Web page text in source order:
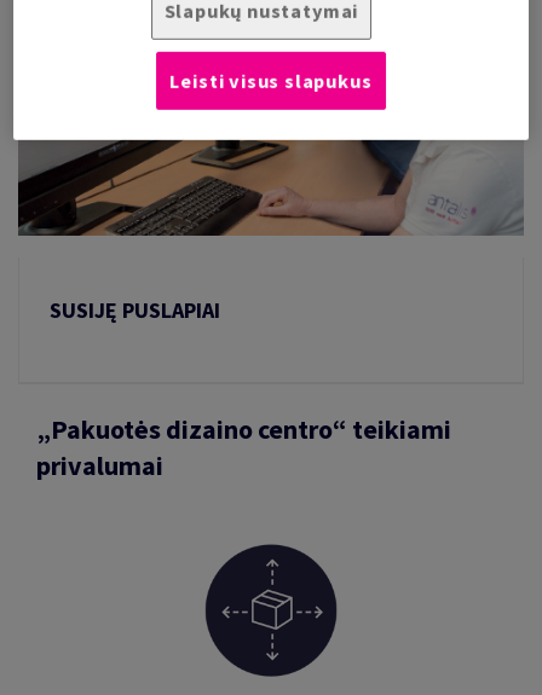
SUSIJĘ PUSLAPIAI
„Pakuotės dizaino centro“ teikiami
privalumai
Slapukų nustatymai
Leisti visus slapukus